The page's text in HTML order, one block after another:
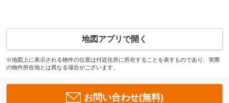
地図アプリで開く
※地図上に表示される物件の位置は付近住所に所在することを表すものであり、実際
の物件所在地とは異なる場合がございます。
お問い合わせ(無料)